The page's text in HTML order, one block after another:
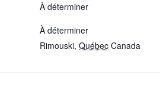
À déterminer
À déterminer
Rimouski, Québec Canada